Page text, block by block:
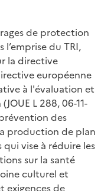
de protection
du TRI,
la directive
européenne
à l'évaluation et
L 288, 06-11-
des
production de plan
vise à réduire les
sur la santé
culturel et
exigences de